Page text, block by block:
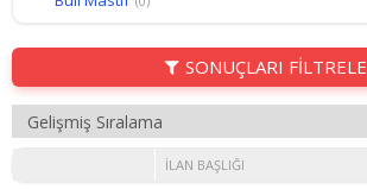
SONUÇLARI FİLTRELE
İLAN BAŞLIĞI